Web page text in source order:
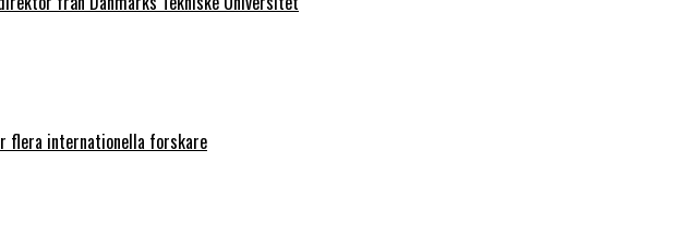
flera internationella forskare